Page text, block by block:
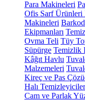
Para Makineleri
Ofis Sarf Ürünleri
Makineleri
Ekipmanları
Ovma Teli Tüy
Süpürge Temizlik
Kâğıt Havlu
Malzemeleri
Kireç ve Pas
Halı Temizleyiciler
Cam ve Parlak